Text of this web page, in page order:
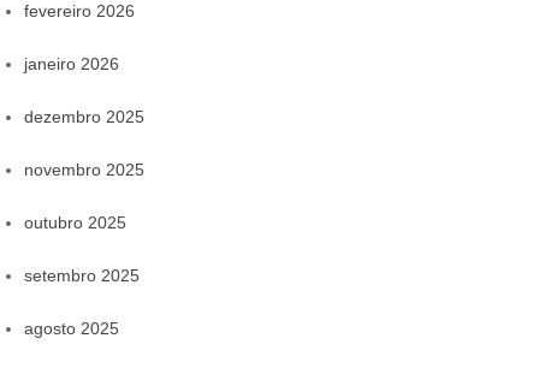
fevereiro 2026
janeiro 2026
dezembro 2025
novembro 2025
outubro 2025
setembro 2025
agosto 2025